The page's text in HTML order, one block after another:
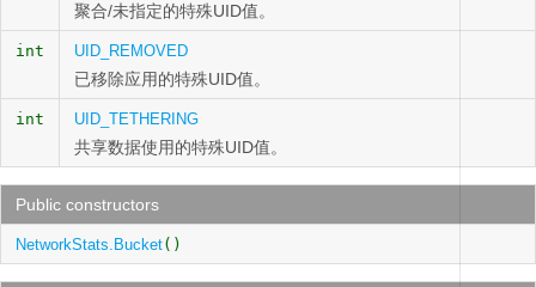
聚合/未指定的特殊UID值。
int UID_REMOVED
已移除应用的特殊UID值。
int UID_TETHERING
共享数据使用的特殊UID值。
Public constructors
NetworkStats.Bucket()